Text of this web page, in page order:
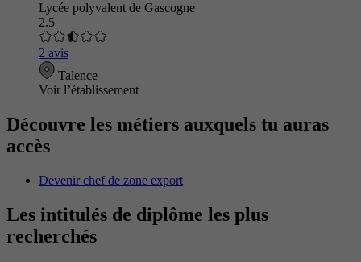
Lycée polyvalent de Gascogne
2.5
2 avis
Talence
Voir l’établissement
Découvre les métiers auxquels tu auras
accès
Devenir chef de zone export
Les intitulés de diplôme les plus
recherchés